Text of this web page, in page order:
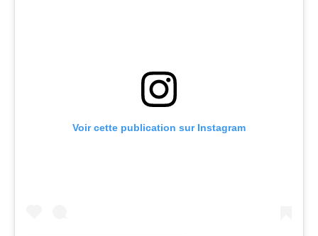
Voir cette publication sur Instagram